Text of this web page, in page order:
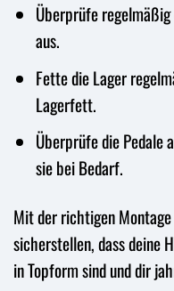
Überprüfe
aus.
Fette die Lager
Lagerfett.
Überprüfe die Pedale
sie bei Bedarf.
Mit der richtigen
sicherstellen, dass deine
in Topform sind und dir